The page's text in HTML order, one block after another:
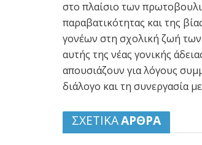
στο πλαίσιο των
παραβατικότητας και της
γονέων στη σχολική ζωή
αυτής της νέας γονικής
απουσιάζουν για λόγους
διάλογο και τη συνεργασία
ΣΧΕΤΙΚΑΑΡΘΡΑ